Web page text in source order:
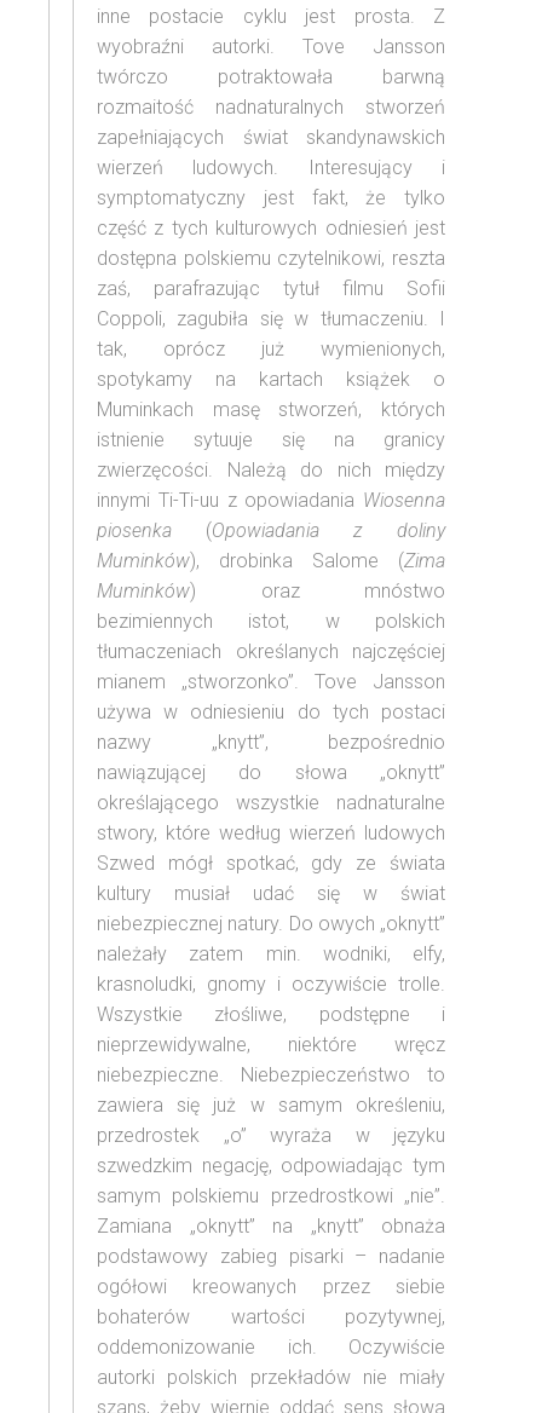
inne postacie cyklu jest prosta. Z
wyobraźni autorki. Tove Jansson
twórczo potraktowała barwną
rozmaitość nadnaturalnych stworzeń
zapełniających świat skandynawskich
wierzeń ludowych. Interesujący i
symptomatyczny jest fakt, że tylko
część z tych kulturowych odniesień jest
dostępna polskiemu czytelnikowi, reszta
zaś, parafrazując tytuł filmu Sofii
Coppoli, zagubiła się w tłumaczeniu. I
tak, oprócz już wymienionych,
spotykamy na kartach książek o
Muminkach masę stworzeń, których
istnienie sytuuje się na granicy
zwierzęcości. Należą do nich między
innymi Ti-Ti-uu z opowiadania Wiosenna
piosenka (Opowiadania z doliny
Muminków), drobinka Salome (Zima
Muminków) oraz mnóstwo
bezimiennych istot, w polskich
tłumaczeniach określanych najczęściej
mianem „stworzonko”. Tove Jansson
używa w odniesieniu do tych postaci
nazwy „knytt”, bezpośrednio
nawiązującej do słowa „oknytt”
określającego wszystkie nadnaturalne
stwory, które według wierzeń ludowych
Szwed mógł spotkać, gdy ze świata
kultury musiał udać się w świat
niebezpiecznej natury. Do owych „oknytt”
należały zatem min. wodniki, elfy,
krasnoludki, gnomy i oczywiście trolle.
Wszystkie złośliwe, podstępne i
nieprzewidywalne, niektóre wręcz
niebezpieczne. Niebezpieczeństwo to
zawiera się już w samym określeniu,
przedrostek „o” wyraża w języku
szwedzkim negację, odpowiadając tym
samym polskiemu przedrostkowi „nie”.
Zamiana „oknytt” na „knytt” obnaża
podstawowy zabieg pisarki – nadanie
ogółowi kreowanych przez siebie
bohaterów wartości pozytywnej,
oddemonizowanie ich. Oczywiście
autorki polskich przekładów nie miały
szans, żeby wiernie oddać sens słowa